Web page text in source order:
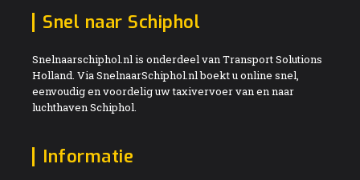
Snel naar Schiphol
Snelnaarschiphol.nl is onderdeel van Transport Solutions
Holland. Via SnelnaarSchiphol.nl boekt u online snel,
eenvoudig en voordelig uw taxivervoer van en naar
luchthaven Schiphol.
Informatie